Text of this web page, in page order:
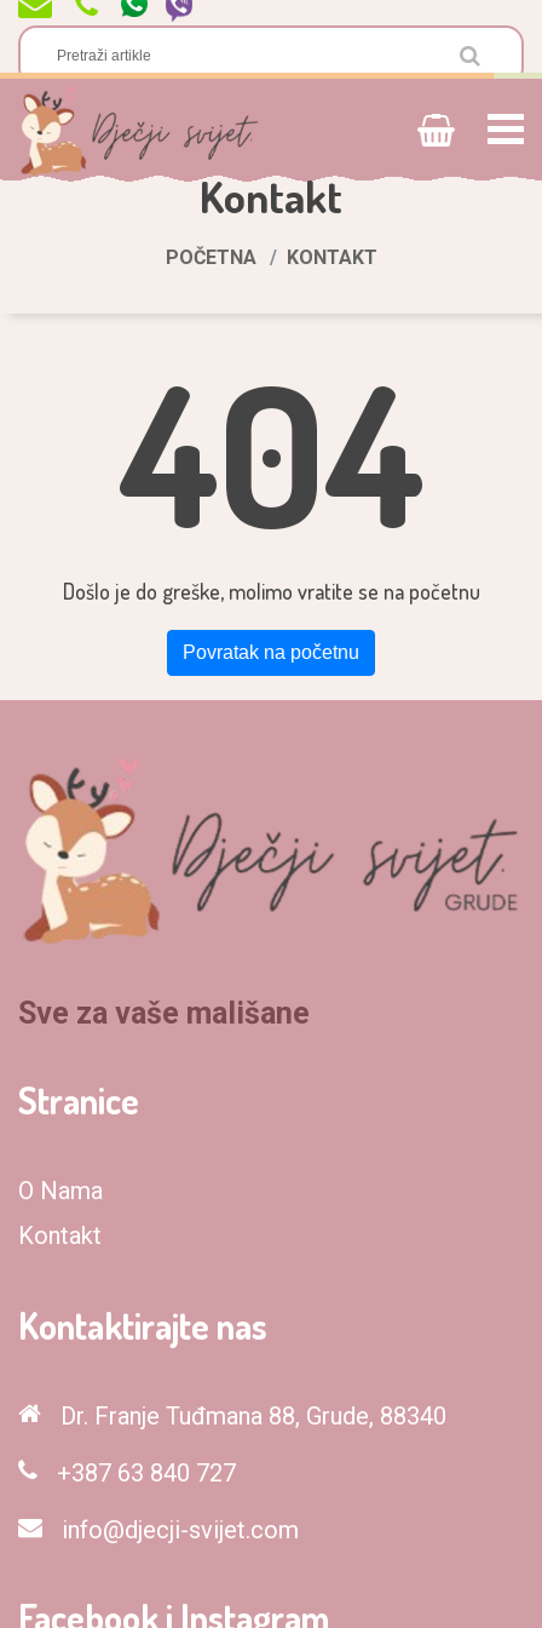
Kontakt
POČETNA KONTAKT
404
Došlo je do greške, molimo vratite se na početnu
Povratak na početnu
Sve za vaše mališane
Stranice
O Nama
Kontakt
Kontaktirajte nas
Dr. Franje Tuđmana 88, Grude, 88340
+387 63 840 727
info@djecji-svijet.com
Facebook i Instagram